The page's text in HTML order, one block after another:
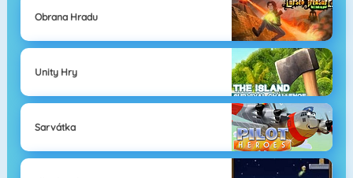
Obrana Hradu
Unity Hry
Sarvátka